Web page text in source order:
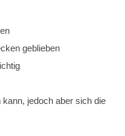
geblieben
jedoch aber sich die